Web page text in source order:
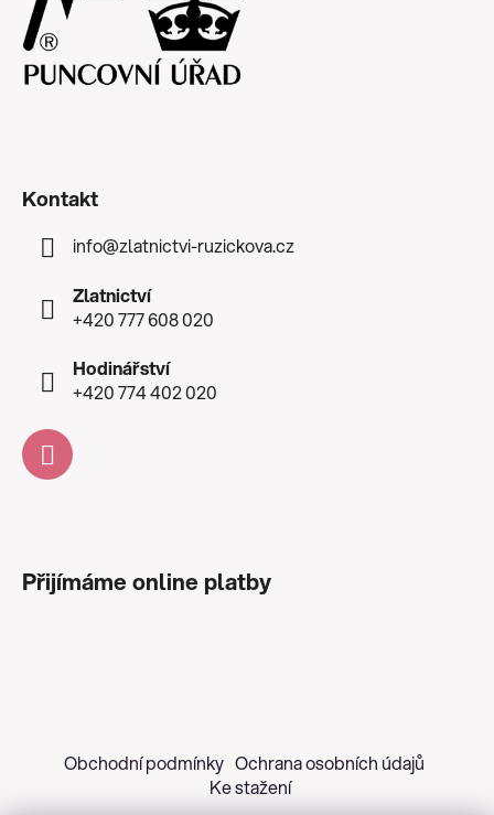
Kontakt
info@zlatnictvi-ruzickova.cz
Zlatnictví
+420 777 608 020
Hodinářství
+420 774 402 020
Přijímáme online platby
Obchodní podmínky Ochrana osobních údajů
Ke stažení